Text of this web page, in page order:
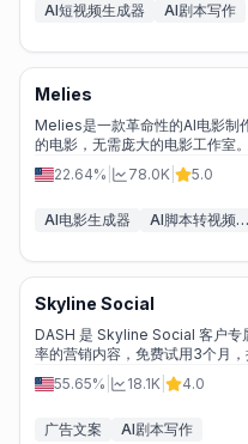
AI短视频生成器 AI剧本写作
Melies
Melies是一款革命性的AI电影制
的电影，无需庞大的电影工作室。
22.64%
78.0K 5.0
AI电影生成器 AI脚本转视频工具
Skyline Social
DASH 是 Skyline Social 客户专
率的营销内容，免费试用3个月，
55.65%
18.1K 4.0
广告文案 AI剧本写作